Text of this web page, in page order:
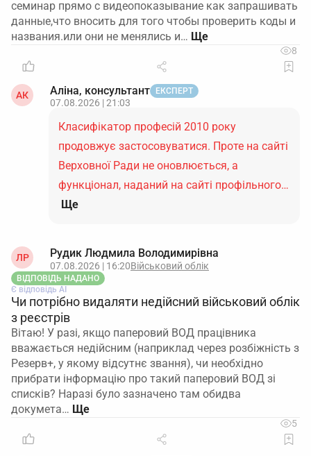
семинар прямо с видеопоказывание как запрашивать
данные,что вносить для того чтобы проверить коды и
названия.или они не менялись и…
8
АК Аліна, консультант ЕКСПЕРТ
07.08.2026 | 21:03
Класифікатор професій 2010 року
продовжує застосовуватися. Проте на сайті
Верховної Ради не оновлюється, а
функціонал, наданий на сайті профільного…
Ще
ЛР Рудик Людмила Володимирівна
07.08.2026 | 16:20Військовий облік
ВІДПОВІДЬ НАДАНО
Є відповідь АІ
Чи потрібно видаляти недійсний військовий облік
з реєстрів
Вітаю! У разі, якщо паперовий ВОД працівника
вважається недійсним (наприклад через розбіжність з
Резерв+, у якому відсутнє звання), чи необхідно
прибрати інформацію про такий паперовий ВОД зі
списків? Наразі було зазначено там обидва
докумета…
5